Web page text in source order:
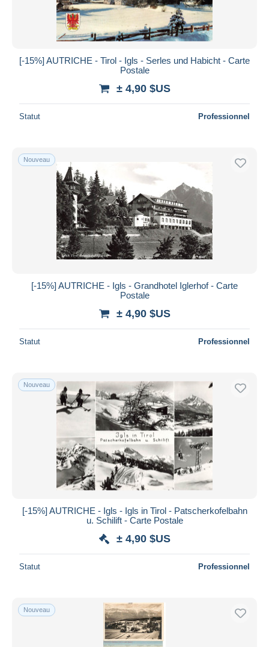
Visa
Mastercard
Bancontact
iDeal
Résidence du vendeur
Appliquer
[-15%] AUTRICHE - Tirol - Igls - Serles und Habicht - Carte
Postale
± 4,90 $US
Statut Professionnel
Nouveau
[-15%] AUTRICHE - Igls - Grandhotel Iglerhof - Carte
Postale
± 4,90 $US
Statut Professionnel
Nouveau
[-15%] AUTRICHE - Igls - Igls in Tirol - Patscherkofelbahn
u. Schilift - Carte Postale
± 4,90 $US
Statut Professionnel
Nouveau